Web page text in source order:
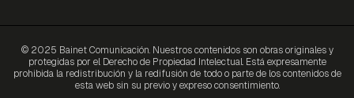
© 2025 Bainet Comunicación. Nuestros contenidos son obras originales y
protegidas por el Derecho de Propiedad Intelectual. Está expresamente
prohibida la redistribución y la redifusión de todo o parte de los contenidos de
esta web sin su previo y expreso consentimiento.